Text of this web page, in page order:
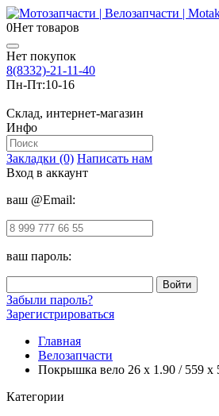
0Нет товаров
Нет покупок
8(8332)-21-11-40
Пн-Пт:10-16
Склад, интернет-магазин
Инфо
Закладки (0) Написать нам
Вход в аккаунт
ваш @Email:
ваш пароль:
Забыли пароль?
Зарегистрироваться
Главная
Велозапчасти
Покрышка вело 26 x 1.90 / 559 х
Категории